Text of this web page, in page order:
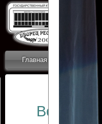
Главная
Все